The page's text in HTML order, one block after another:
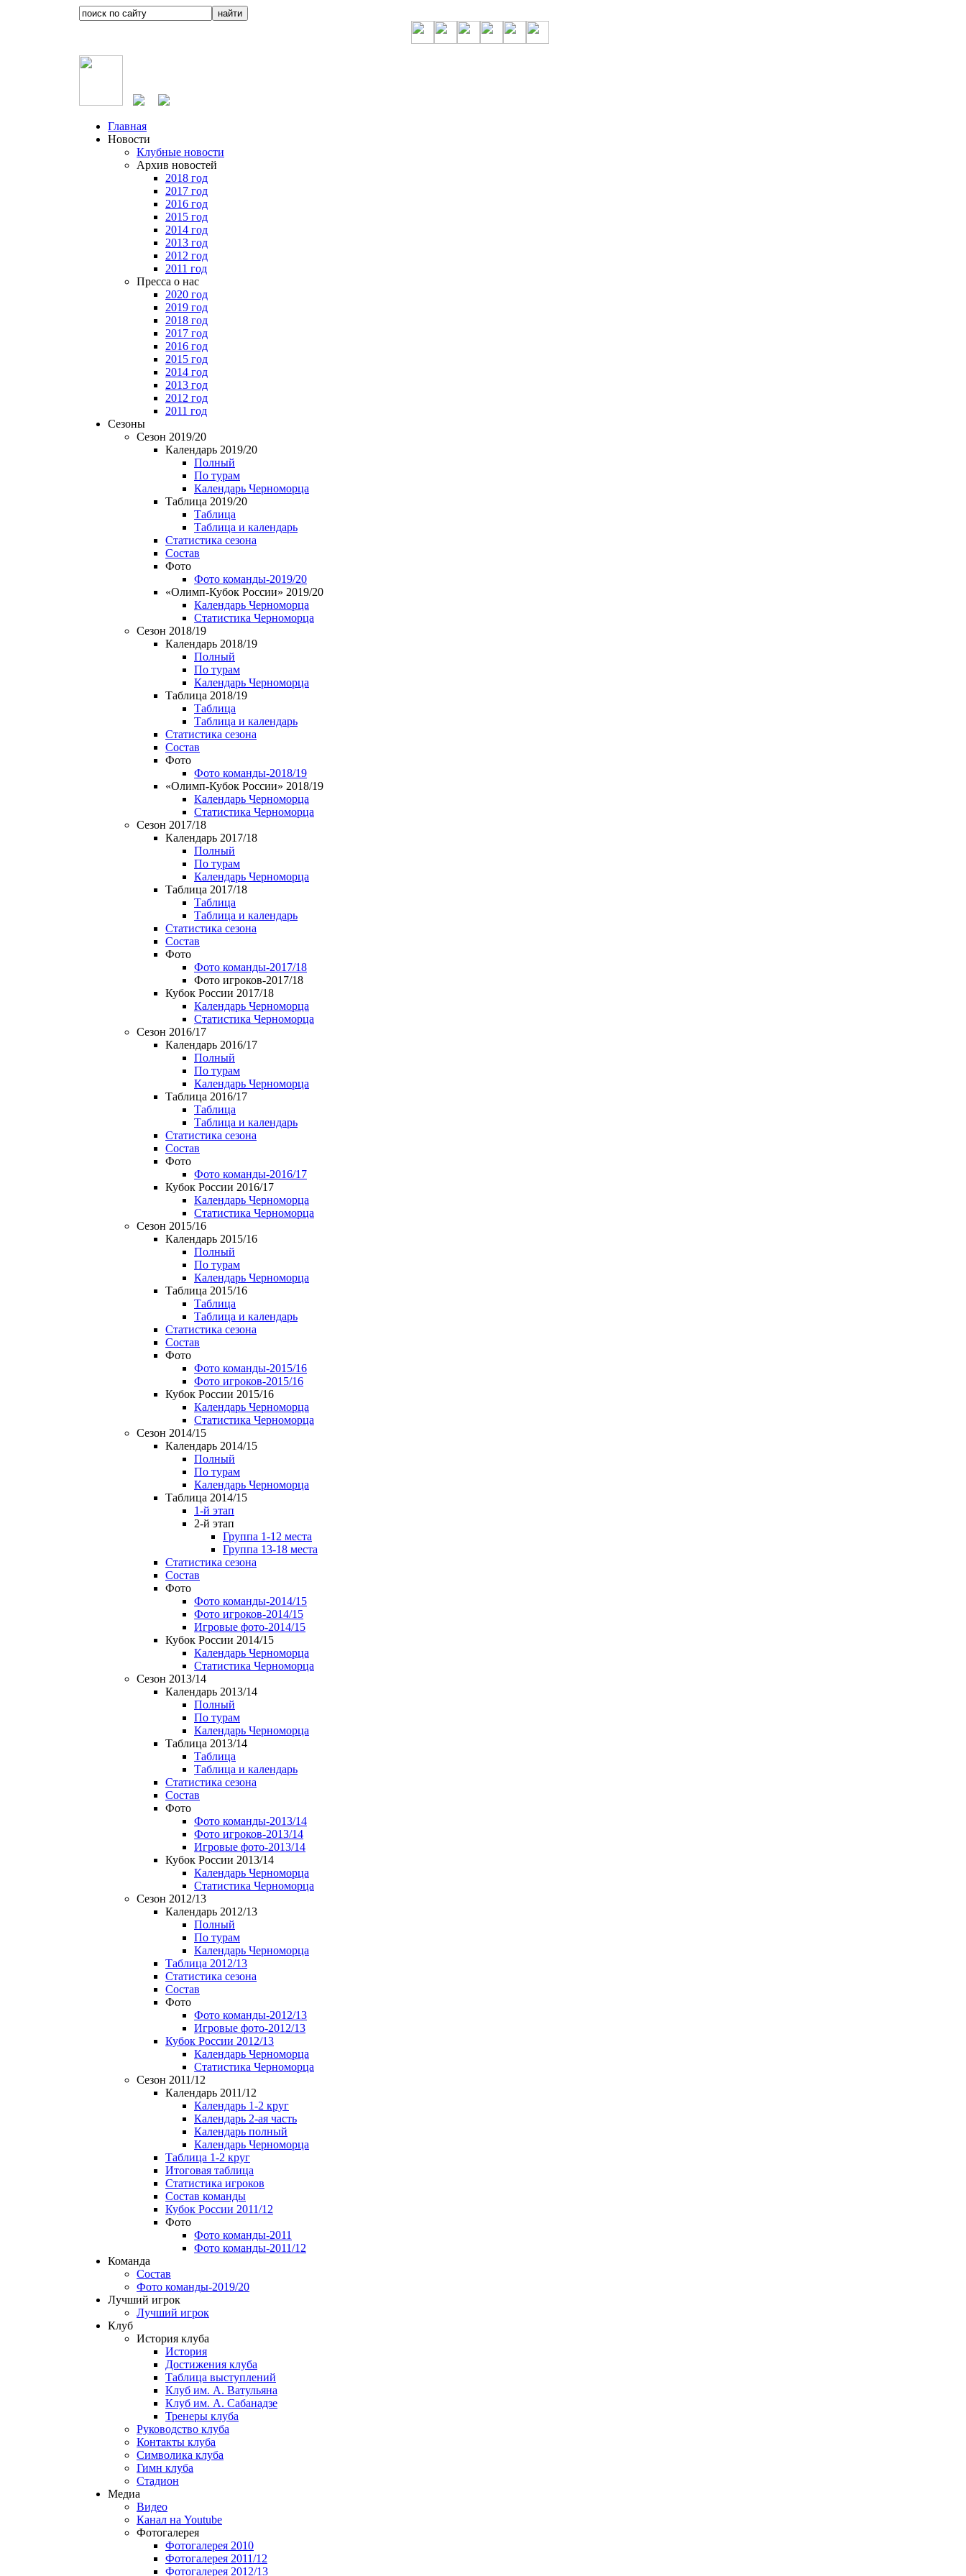
Главная
Новости
Клубные новости
Архив новостей
2018 год
2017 год
2016 год
2015 год
2014 год
2013 год
2012 год
2011 год
Пресса о нас
2020 год
2019 год
2018 год
2017 год
2016 год
2015 год
2014 год
2013 год
2012 год
2011 год
Сезоны
Сезон 2019/20
Календарь 2019/20
Полный
По турам
Календарь Черноморца
Таблица 2019/20
Таблица
Таблица и календарь
Статистика сезона
Состав
Фото
Фото команды-2019/20
«Олимп-Кубок России» 2019/20
Календарь Черноморца
Статистика Черноморца
Сезон 2018/19
Календарь 2018/19
Полный
По турам
Календарь Черноморца
Таблица 2018/19
Таблица
Таблица и календарь
Статистика сезона
Состав
Фото
Фото команды-2018/19
«Олимп-Кубок России» 2018/19
Календарь Черноморца
Статистика Черноморца
Сезон 2017/18
Календарь 2017/18
Полный
По турам
Календарь Черноморца
Таблица 2017/18
Таблица
Таблица и календарь
Статистика сезона
Состав
Фото
Фото команды-2017/18
Фото игроков-2017/18
Кубок России 2017/18
Календарь Черноморца
Статистика Черноморца
Сезон 2016/17
Календарь 2016/17
Полный
По турам
Календарь Черноморца
Таблица 2016/17
Таблица
Таблица и календарь
Статистика сезона
Состав
Фото
Фото команды-2016/17
Кубок России 2016/17
Календарь Черноморца
Статистика Черноморца
Сезон 2015/16
Календарь 2015/16
Полный
По турам
Календарь Черноморца
Таблица 2015/16
Таблица
Таблица и календарь
Статистика сезона
Состав
Фото
Фото команды-2015/16
Фото игроков-2015/16
Кубок России 2015/16
Календарь Черноморца
Статистика Черноморца
Сезон 2014/15
Календарь 2014/15
Полный
По турам
Календарь Черноморца
Таблица 2014/15
1-й этап
2-й этап
Группа 1-12 места
Группа 13-18 места
Статистика сезона
Состав
Фото
Фото команды-2014/15
Фото игроков-2014/15
Игровые фото-2014/15
Кубок России 2014/15
Календарь Черноморца
Статистика Черноморца
Сезон 2013/14
Календарь 2013/14
Полный
По турам
Календарь Черноморца
Таблица 2013/14
Таблица
Таблица и календарь
Статистика сезона
Состав
Фото
Фото команды-2013/14
Фото игроков-2013/14
Игровые фото-2013/14
Кубок России 2013/14
Календарь Черноморца
Статистика Черноморца
Сезон 2012/13
Календарь 2012/13
Полный
По турам
Календарь Черноморца
Таблица 2012/13
Статистика сезона
Состав
Фото
Фото команды-2012/13
Игровые фото-2012/13
Кубок России 2012/13
Календарь Черноморца
Статистика Черноморца
Сезон 2011/12
Календарь 2011/12
Календарь 1-2 круг
Календарь 2-ая часть
Календарь полный
Календарь Черноморца
Таблица 1-2 круг
Итоговая таблица
Статистика игроков
Состав команды
Кубок России 2011/12
Фото
Фото команды-2011
Фото команды-2011/12
Команда
Состав
Фото команды-2019/20
Лучший игрок
Лучший игрок
Клуб
История клуба
История
Достижения клуба
Таблица выступлений
Клуб им. А. Ватульяна
Клуб им. А. Сабанадзе
Тренеры клуба
Руководство клуба
Контакты клуба
Символика клуба
Гимн клуба
Стадион
Медиа
Видео
Канал на Youtube
Фотогалерея
Фотогалерея 2010
Фотогалерея 2011/12
Фотогалерея 2012/13